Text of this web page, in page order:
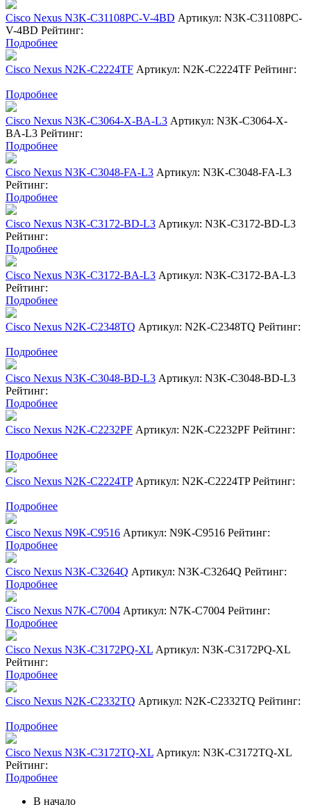
Cisco Nexus N3K-C31108PC-V-4BD Артикул: N3K-C31108PC-
V-4BD Рейтинг:
Подробнее
Cisco Nexus N2K-C2224TF Артикул: N2K-C2224TF Рейтинг:
Подробнее
Cisco Nexus N3K-C3064-X-BA-L3 Артикул: N3K-C3064-X-
BA-L3 Рейтинг:
Подробнее
Cisco Nexus N3K-C3048-FA-L3 Артикул: N3K-C3048-FA-L3
Рейтинг:
Подробнее
Cisco Nexus N3K-C3172-BD-L3 Артикул: N3K-C3172-BD-L3
Рейтинг:
Подробнее
Cisco Nexus N3K-C3172-BA-L3 Артикул: N3K-C3172-BA-L3
Рейтинг:
Подробнее
Cisco Nexus N2K-C2348TQ Артикул: N2K-C2348TQ Рейтинг:
Подробнее
Cisco Nexus N3K-C3048-BD-L3 Артикул: N3K-C3048-BD-L3
Рейтинг:
Подробнее
Cisco Nexus N2K-C2232PF Артикул: N2K-C2232PF Рейтинг:
Подробнее
Cisco Nexus N2K-C2224TP Артикул: N2K-C2224TP Рейтинг:
Подробнее
Cisco Nexus N9K-C9516 Артикул: N9K-C9516 Рейтинг:
Подробнее
Cisco Nexus N3K-C3264Q Артикул: N3K-C3264Q Рейтинг:
Подробнее
Cisco Nexus N7K-C7004 Артикул: N7K-C7004 Рейтинг:
Подробнее
Cisco Nexus N3K-C3172PQ-XL Артикул: N3K-C3172PQ-XL
Рейтинг:
Подробнее
Cisco Nexus N2K-C2332TQ Артикул: N2K-C2332TQ Рейтинг:
Подробнее
Cisco Nexus N3K-C3172TQ-XL Артикул: N3K-C3172TQ-XL
Рейтинг:
Подробнее
В начало